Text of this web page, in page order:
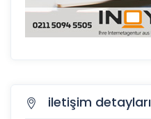
iletişim detayları